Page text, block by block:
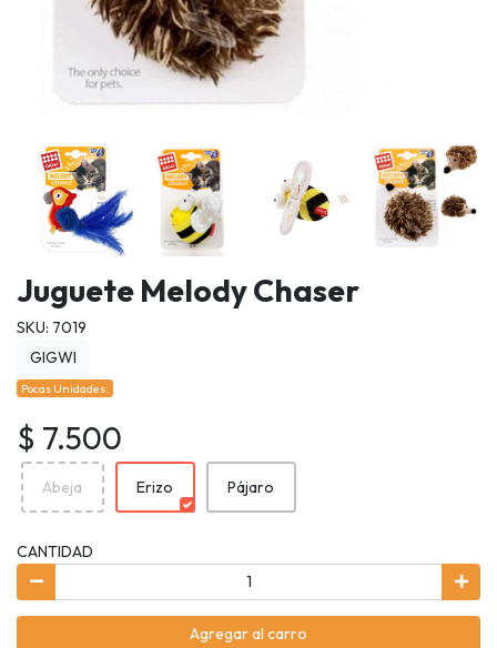
Juguete Melody Chaser
SKU: 7019
GIGWI
Pocas Unidades.
$ 7.500
Abeja Erizo Pájaro
CANTIDAD
Agregar al carro